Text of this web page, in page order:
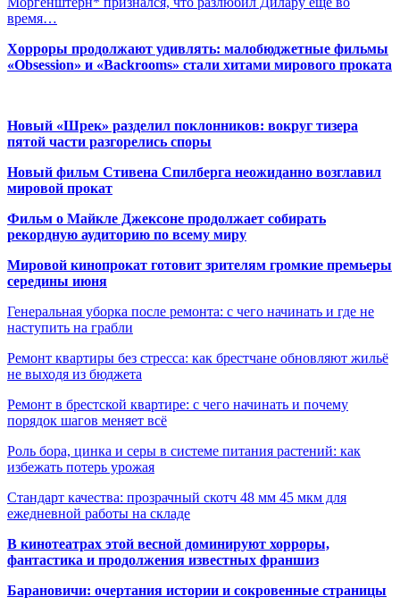
время…
Хорроры продолжают удивлять: малобюджетные фильмы
«Obsession» и «Backrooms» стали хитами мирового проката
Новый «Шрек» разделил поклонников: вокруг тизера
пятой части разгорелись споры
Новый фильм Стивена Спилберга неожиданно возглавил
мировой прокат
Фильм о Майкле Джексоне продолжает собирать
рекордную аудиторию по всему миру
Мировой кинопрокат готовит зрителям громкие премьеры
середины июня
Генеральная уборка после ремонта: с чего начинать и где не
наступить на грабли
Ремонт квартиры без стресса: как брестчане обновляют жильё
не выходя из бюджета
Ремонт в брестской квартире: с чего начинать и почему
порядок шагов меняет всё
Роль бора, цинка и серы в системе питания растений: как
избежать потерь урожая
Стандарт качества: прозрачный скотч 48 мм 45 мкм для
ежедневной работы на складе
В кинотеатрах этой весной доминируют хорроры,
фантастика и продолжения известных франшиз
Барановичи: очертания истории и сокровенные страницы